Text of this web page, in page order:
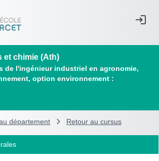
et chimie (Ath)
de l'ingénieur industriel en agronomie,
option environnement :
département Retour au cursus